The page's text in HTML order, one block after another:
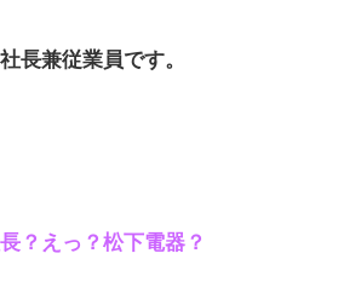
長兼従業員です。
？えっ？松下電器？